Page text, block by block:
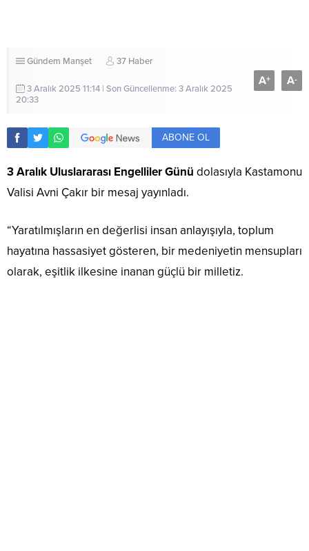
Gündem Manşet 37 Haber
3 Aralık 2025 11:14 | Son Güncellenme: 3 Aralık 2025
20:33
A+ A-
ABONE OL
3 Aralık Uluslararası Engelliler Günü dolasıyla Kastamonu
Valisi Avni Çakır bir mesaj yayınladı.
“Yaratılmışların en değerlisi insan anlayışıyla, toplum
hayatına hassasiyet gösteren, bir medeniyetin mensupları
olarak, eşitlik ilkesine inanan güçlü bir milletiz.